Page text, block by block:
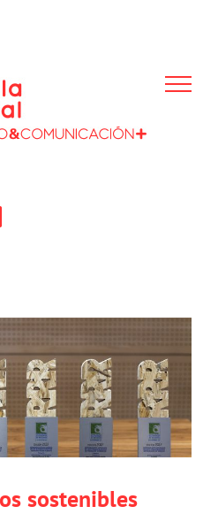
sostenibles